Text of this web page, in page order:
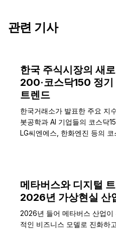
관련 기사
한국 주식시장의 새
200·코스닥150 정
트렌드
한국거래소가 발표한 주요 지
봇공학과 AI 기업들의 코스닥
LG씨엔에스, 한화엔진 등의
메타버스와 디지털
2026년 가상현실 산
2026년 들어 메타버스 산업이
적인 비즈니스 모델로 진화하